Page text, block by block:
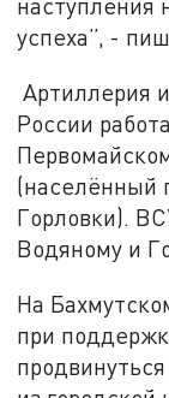
наступления
успеха”, -
Артиллерия
России
(населённый
Горловки).
Водяному и
На
при